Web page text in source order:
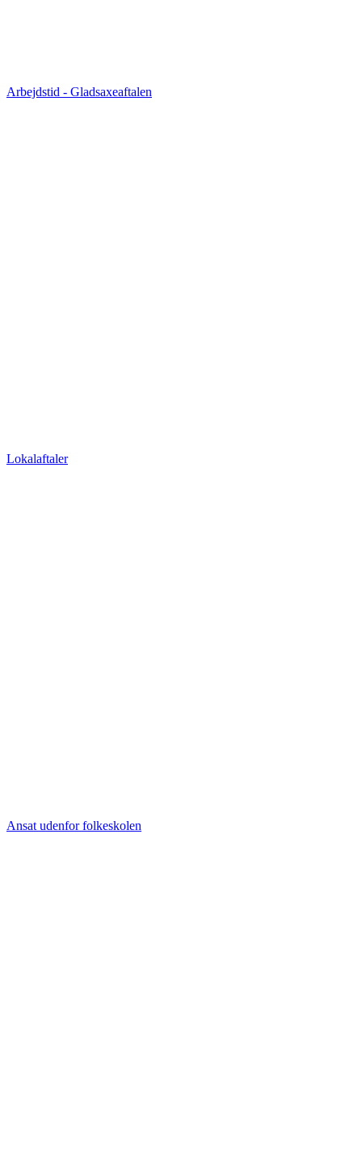
Arbejdstid - Gladsaxeaftalen
Lokalaftaler
Ansat udenfor folkeskolen